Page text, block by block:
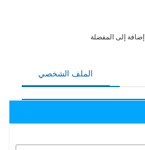
إضافة إلى المفضلة
الملف الشخصي